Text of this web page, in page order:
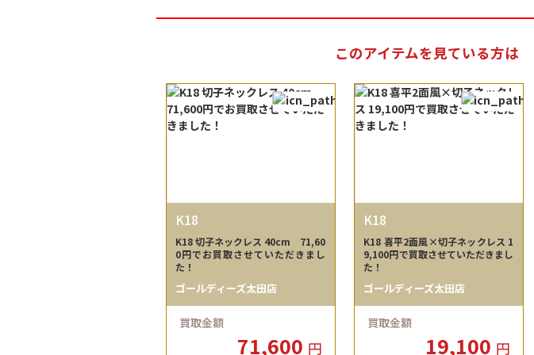
このアイテムを見ている方は
K18
K18 切子ネックレス 40cm 71,60
0円でお買取させていただきまし
た！
ゴールディーズ太田店
買取金額
71,600 円
K18
K18 喜平2面風×切子ネックレス 1
9,100円で買取させていただきまし
た！
ゴールディーズ太田店
買取金額
19,100 円